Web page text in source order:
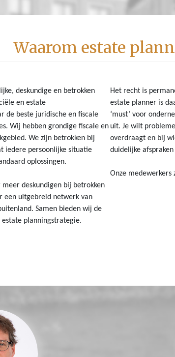
Waarom estate
deskundige en betrokken
en estate
de beste juridische en fiscale
Wij hebben grondige fiscale en
We zijn betrokken bij
iedere persoonlijke situatie
oplossingen.
deskundigen bij betrokken
een uitgebreid netwerk van
Samen bieden wij de
planningstrategie.
Het recht is
estate planner is
‘must’ voor
uit. Je wilt
overdraagt en bij
duidelijke
Onze medewerkers